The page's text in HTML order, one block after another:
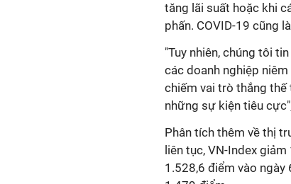
tăng lãi suất hoặc khi
phấn. COVID-19 cũng
"Tuy nhiên, chúng tôi
các doanh nghiệp
chiếm vai trò thắng
những sự kiện tiêu
Phân tích thêm về thị
liên tục, VN-Index
1.528,6 điểm vào